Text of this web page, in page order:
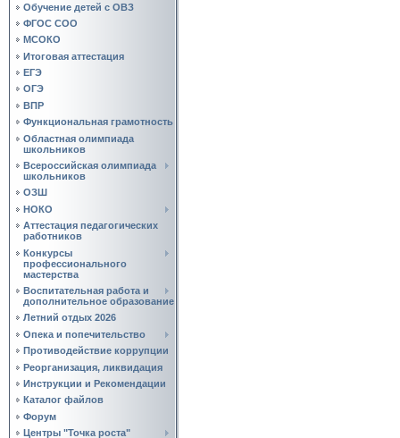
Обучение детей с ОВЗ
ФГОС СОО
МСОКО
Итоговая аттестация
ЕГЭ
ОГЭ
ВПР
Функциональная грамотность
Областная олимпиада
школьников
Всероссийская олимпиада
школьников
ОЗШ
НОКО
Аттестация педагогических
работников
Конкурсы
профессионального
мастерства
Воспитательная работа и
дополнительное образование
Летний отдых 2026
Опека и попечительство
Противодействие коррупции
Реорганизация, ликвидация
Инструкции и Рекомендации
Каталог файлов
Форум
Центры "Точка роста"